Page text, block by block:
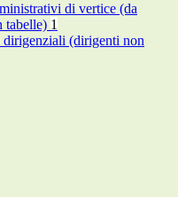
di vertice (da
tabelle) 1
(dirigenti non